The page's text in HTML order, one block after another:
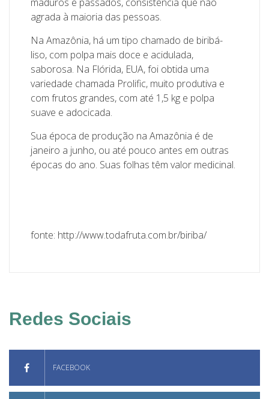
agrada à maioria das pessoas.
Na Amazônia, há um tipo chamado de biribá-
liso, com polpa mais doce e acidulada,
saborosa. Na Flórida, EUA, foi obtida uma
variedade chamada Prolific, muito produtiva e
com frutos grandes, com até 1,5 kg e polpa
suave e adocicada.
Sua época de produção na Amazônia é de
janeiro a junho, ou até pouco antes em outras
épocas do ano. Suas folhas têm valor medicinal.
fonte: http://www.todafruta.com.br/biriba/
Redes Sociais
FACEBOOK